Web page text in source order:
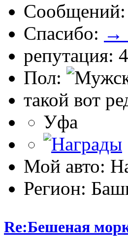
Сообщений:
Спасибо: →
репутация:
Пол:
такой вот
Уфа
Мой авто:
Регион:
Re:Бешеная